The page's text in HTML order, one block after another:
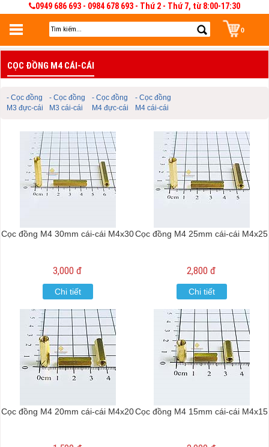
0949 686 693 - 0984 678 693 - Thứ 2 - Thứ 7, từ 8:00-17:30
0
Đăng nhập
Đăng nhập để lưu giỏ hàng 30 ngày. Có thể sửa và quản lý giỏ hàng và đơn
hàng
CỌC ĐỒNG M4 CÁI-CÁI
- Cọc đồng
M3 đực-cái
- Cọc đồng
M3 cái-cái
- Cọc đồng
M4 đực-cái
- Cọc đồng
M4 cái-cái
Cọc đồng M4 30mm cái-cái M4x30
3,000 đ
Chi tiết
Cọc đồng M4 25mm cái-cái M4x25
2,800 đ
Chi tiết
Cọc đồng M4 20mm cái-cái M4x20Cọc đồng M4 15mm cái-cái M4x15